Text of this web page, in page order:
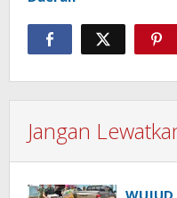
Jangan
WUJUD